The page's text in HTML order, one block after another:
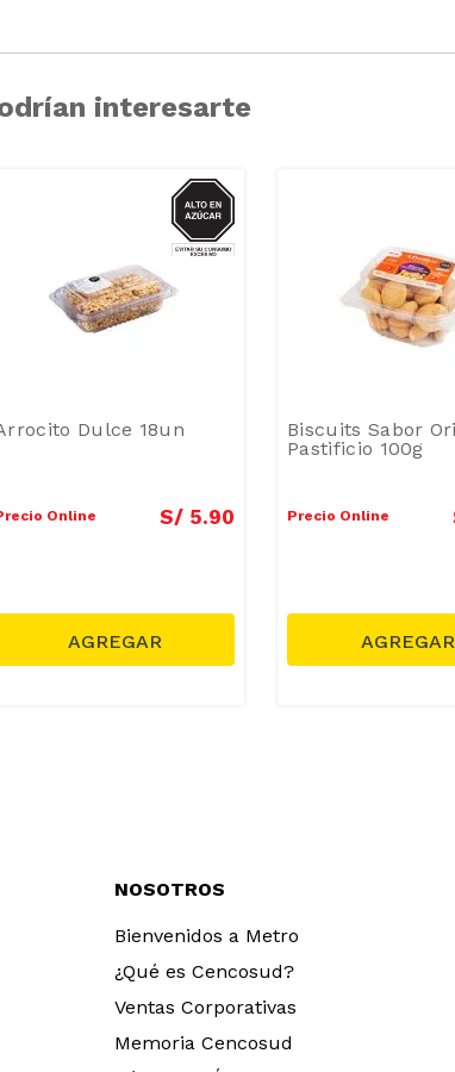
interesarte
AZUCAR
Dulce 18un
Online S/ 5.90
Biscuits Sabor
Pastificio 100g
Precio Online
NOSOTROS
Bienvenidos a Metro
¿Qué es Cencosud?
Ventas Corporativas
Memoria Cencosud